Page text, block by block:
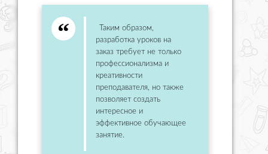
Таким образом,
разработка уроков на
заказ требует не только
профессионализма и
креативности
преподавателя, но также
позволяет создать
интересное и
эффективное обучающее
занятие.